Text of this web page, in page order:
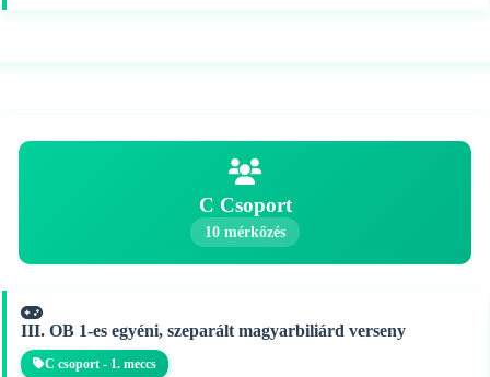
C Csoport
10 mérkőzés
III. OB 1-es egyéni, szeparált magyarbiliárd verseny
C csoport - 1. meccs